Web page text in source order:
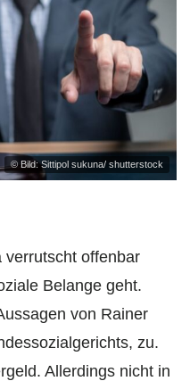
© Bild: Sittipol sukuna/ shutterstock
verrutscht offenbar
Belange geht.
von Rainer
zu.
Allerdings nicht in